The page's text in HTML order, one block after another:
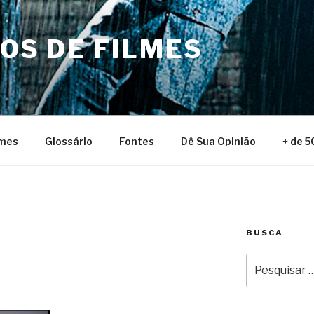
DE FILMES
Glossário Fontes Dê Sua Opinião + de
BUSCA
por: